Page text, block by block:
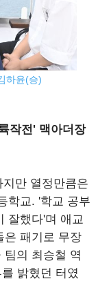
하윤(승)
작전' 맥아더장
만 열정만큼은
학교. '학교 공부
잘했다'며 애교
은 패기로 무장
팀의 최승철 역
밝혔던 터였